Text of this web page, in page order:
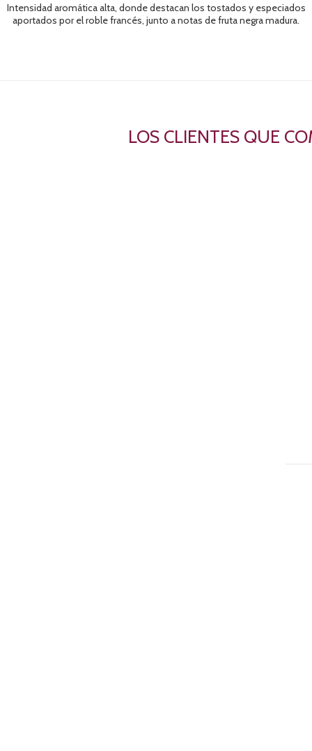
Intensidad aromática alta, donde destacan los tostados y especiados
aportados por el roble francés, junto a notas de fruta negra madura.
LOS CLIENTES QUE